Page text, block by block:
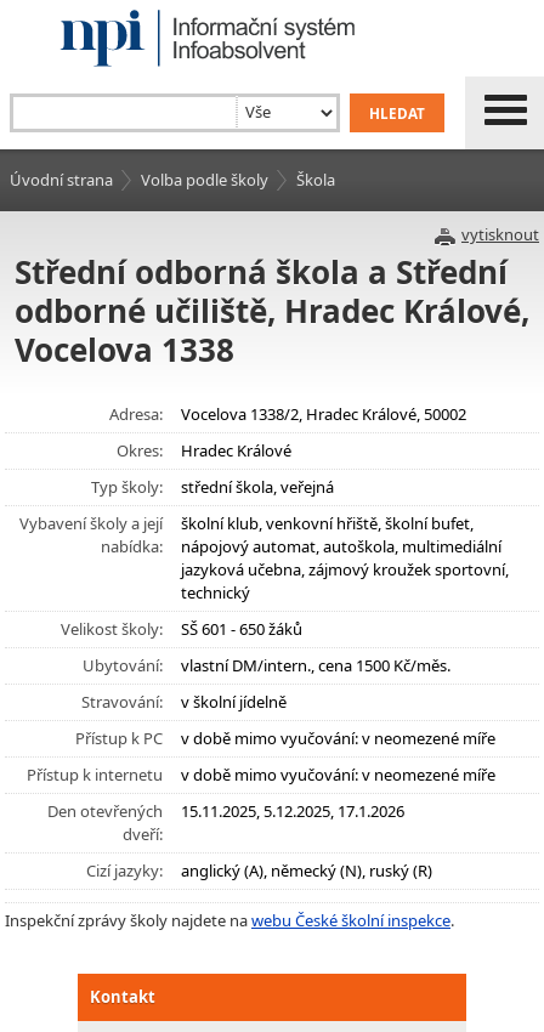
Úvodní strana Volba podle školy Škola
vytisknout
Střední odborná škola a Střední
odborné učiliště, Hradec Králové,
Vocelova 1338
Adresa:
Vocelova 1338/2, Hradec Králové, 50002
Okres:
Hradec Králové
Typ školy:
střední škola, veřejná
Vybavení školy a její
nabídka:
školní klub, venkovní hřiště, školní bufet,
nápojový automat, autoškola, multimediální
jazyková učebna, zájmový kroužek sportovní,
technický
Velikost školy:
SŠ 601 - 650 žáků
Ubytování:
vlastní DM/intern., cena 1500 Kč/měs.
Stravování:
v školní jídelně
Přístup k PC
v době mimo vyučování: v neomezené míře
Přístup k internetu
v době mimo vyučování: v neomezené míře
Den otevřených
dveří:
15.11.2025, 5.12.2025, 17.1.2026
Cizí jazyky: anglický (A), německý (N), ruský (R)
Inspekční zprávy školy najdete nawebu České školní inspekce.
Kontakt